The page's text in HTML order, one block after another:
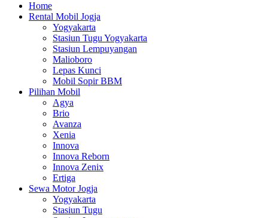
Home
Rental Mobil Jogja
Yogyakarta
Stasiun Tugu Yogyakarta
Stasiun Lempuyangan
Malioboro
Lepas Kunci
Mobil Sopir BBM
Pilihan Mobil
Agya
Brio
Avanza
Xenia
Innova
Innova Reborn
Innova Zenix
Ertiga
Sewa Motor Jogja
Yogyakarta
Stasiun Tugu